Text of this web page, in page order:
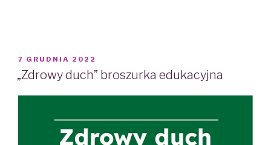
POSTED
ON
7 GRUDNIA 2022
„Zdrowy duch” broszurka edukacyjna